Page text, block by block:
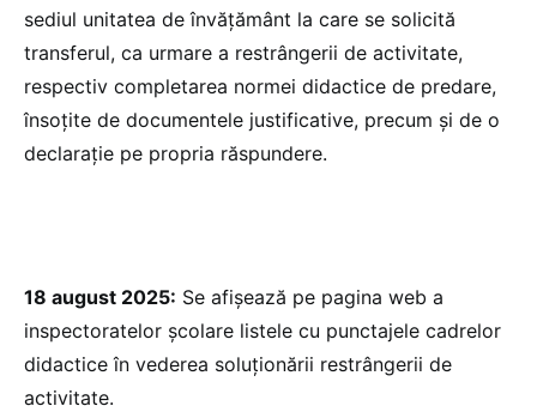
sediul unitatea de învățământ la care se solicită
transferul, ca urmare a restrângerii de activitate,
respectiv completarea normei didactice de predare,
însoțite de documentele justificative, precum și de o
declarație pe propria răspundere.
18 august 2025: Se afișează pe pagina web a
inspectoratelor școlare listele cu punctajele cadrelor
didactice în vederea soluționării restrângerii de
activitate.